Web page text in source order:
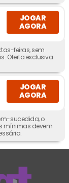
JOGAR
AGORA
feiras, sem
Oferta exclusiva
JOGAR
AGORA
sucedida, o
mínimas devem